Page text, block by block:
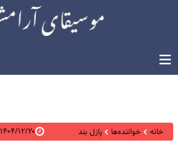
خانه خواننده‌ها پازل بند ۱۴۰۴/۱۲/۲۰ ۲۲:۲۷:۵۴